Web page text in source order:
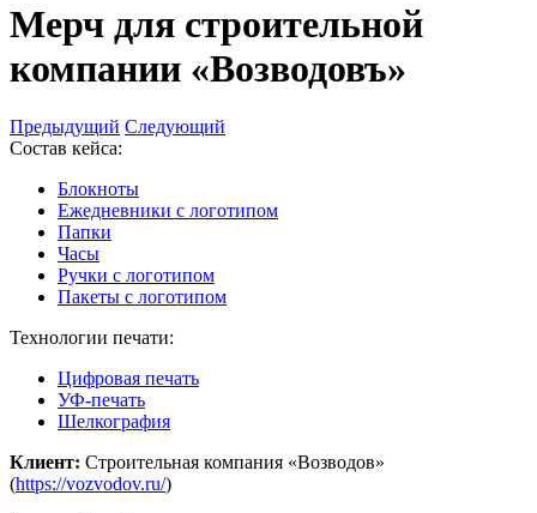
Мерч для строительной
компании «Возводовъ»
Предыдущий Следующий
Состав кейса:
Блокноты
Ежедневники с логотипом
Папки
Часы
Ручки с логотипом
Пакеты с логотипом
Технологии печати:
Цифровая печать
УФ-печать
Шелкография
Клиент: Строительная компания «Возводов»
(https://vozvodov.ru/)